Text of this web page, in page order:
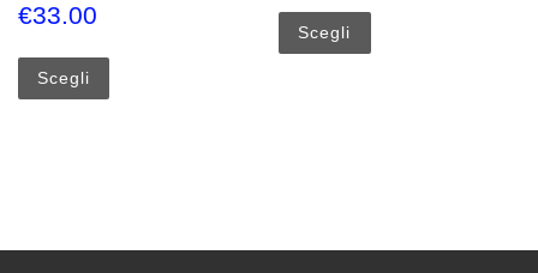
€33.00
Scegli
Questo prodotto ha più varianti. Le opzioni possono
Scegli